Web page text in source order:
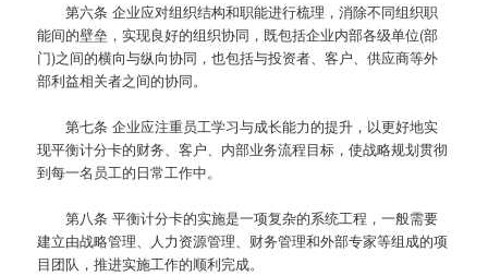
第六条 企业应对组织结构和职能进行梳理，消除不同组织职
能间的壁垒，实现良好的组织协同，既包括企业内部各级单位(部
门)之间的横向与纵向协同，也包括与投资者、客户、供应商等外
部利益相关者之间的协同。
第七条 企业应注重员工学习与成长能力的提升，以更好地实
现平衡计分卡的财务、客户、内部业务流程目标，使战略规划贯彻
到每一名员工的日常工作中。
第八条 平衡计分卡的实施是一项复杂的系统工程，一般需要
建立由战略管理、人力资源管理、财务管理和外部专家等组成的项
目团队，推进实施工作的顺利完成。